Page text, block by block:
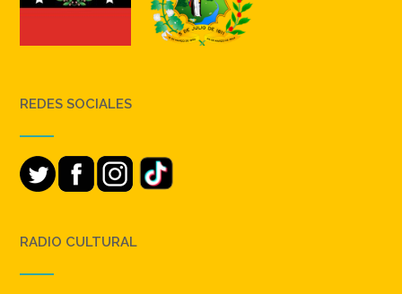
REDES SOCIALES
RADIO CULTURAL